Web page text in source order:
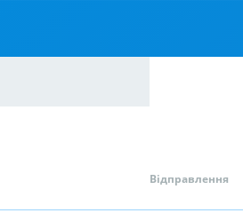
Відправлення